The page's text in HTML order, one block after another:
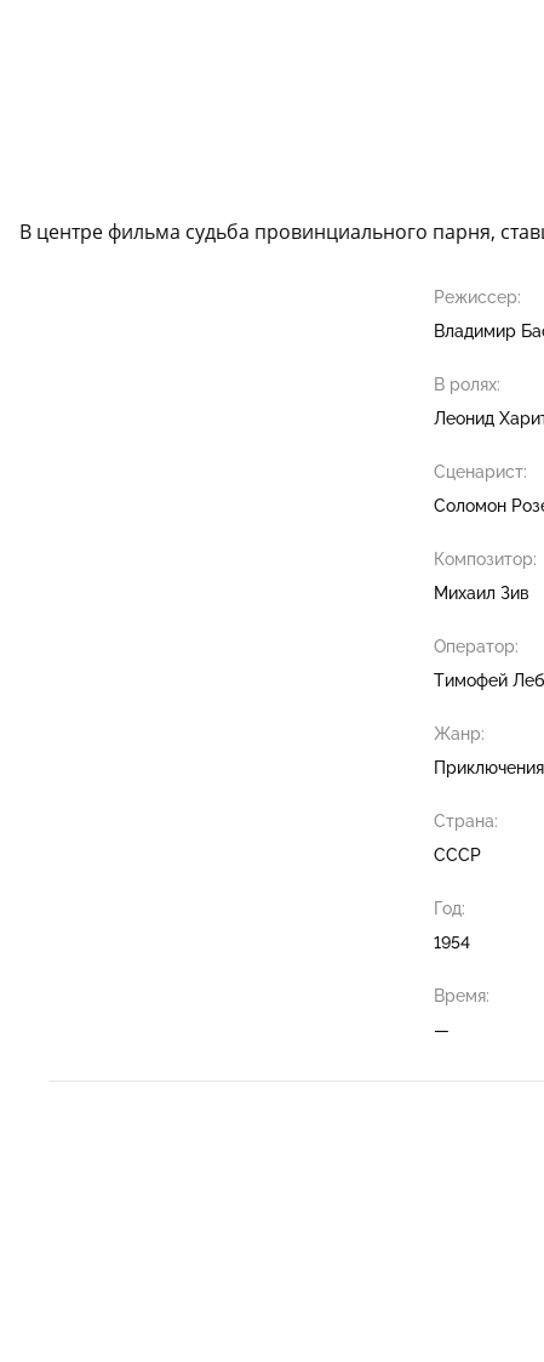
В центре фильма судьба провинциального парня,
Режиссер:
Владимир
В ролях:
Леонид
Сценарист:
Соломон
Композитор:
Михаил Зив
Оператор:
Тимофей
Жанр:
Приключения
Страна:
СССР
Год:
1954
Время:
—